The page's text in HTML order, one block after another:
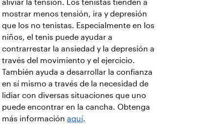
aliviar la tensión. Los tenistas tienden a
mostrar menos tensión, ira y depresión
que los no tenistas. Especialmente en los
niños, el tenis puede ayudar a
contrarrestar la ansiedad y la depresión a
través del movimiento y el ejercicio.
También ayuda a desarrollar la confianza
en sí mismo a través de la necesidad de
lidiar con diversas situaciones que uno
puede encontrar en la cancha. Obtenga
más información aquí.